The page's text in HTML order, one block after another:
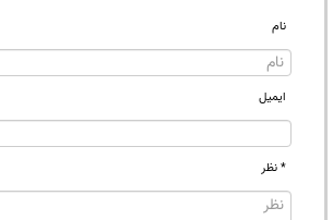
نام
ایمیل
* نظر